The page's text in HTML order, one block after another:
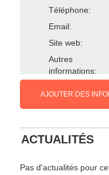
Téléphone:
Email:
Site web:
Autres
informations:
AJOUTER DES
ACTUALITÉS
Pas d'actualités pour